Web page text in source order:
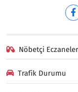
Nöbetçi Eczaneler
Trafik Durumu